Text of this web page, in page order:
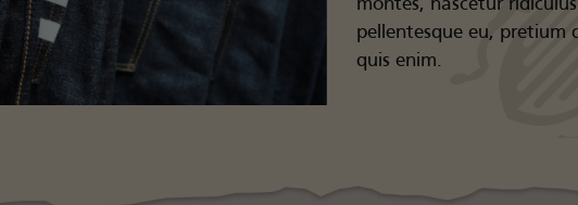
montes, nascetur
pellentesque eu, pretium
quis enim.